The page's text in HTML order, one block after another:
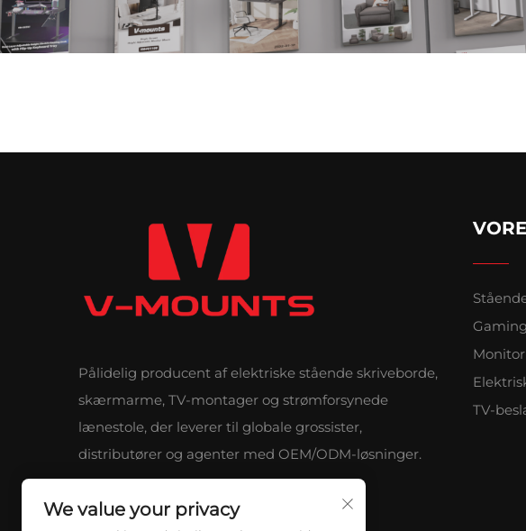
Pålidelig producent af elektriske stående skriveborde,
skærmarme, TV-montager og strømforsynede
lænestole, der leverer til globale grossister,
distributører og agenter med OEM/ODM-løsninger.
TV-
We value your privacy